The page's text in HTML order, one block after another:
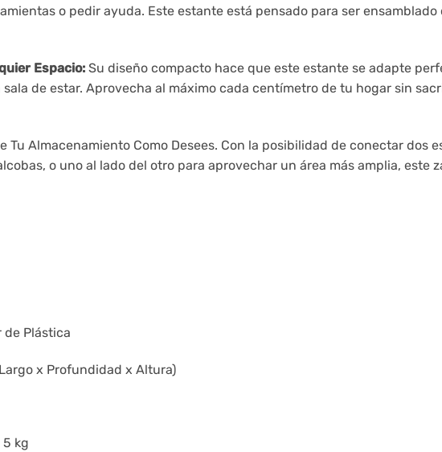
o pedir ayuda. Este estante está pensado para ser
Espacio: Su diseño compacto hace que este estante se adapte
de estar. Aprovecha al máximo cada centímetro de tu hogar sin
Tu Almacenamiento Como Desees. Con la posibilidad de conectar dos
o uno al lado del otro para aprovechar un área más amplia, este
de Plástica
x Profundidad x Altura)
5 kg